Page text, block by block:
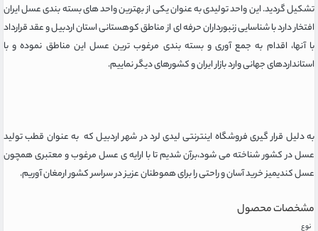
تشکیل گردید. این واحد تولیدی به عنوان یکی از بهترین واحد های بسته بندی عسل ایران
افتخار دارد با شناسایی زنبورداران حرفه ای از مناطق کوهستانی استان اردبیل و عقد قرارداد
با آنها، اقدام به جمع آوری و بسته بندی مرغوب ترین عسل این مناطق نموده و با
استانداردهای جهانی وارد بازار ایران و کشورهای دیگر نماییم.
به دلیل قرار گیری فروشگاه اینترنتی لیدی لرد در شهر اردبیل که به عنوان قطب تولید
عسل در کشور شناخته می شود،برآن شدیم تا با ارایه ی عسل مرغوب و معتبری همچون
عسل کندیمیز خرید آسان و راحتی را برای هموطنان عزیز در سراسر کشور ارمغان آوریم.
مشخصات محصول
نوع